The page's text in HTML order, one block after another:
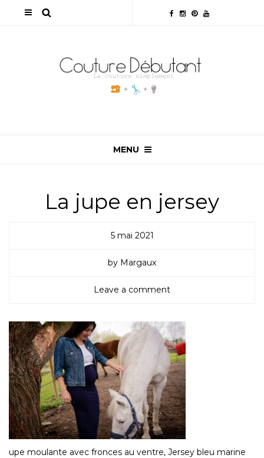
MENU
La jupe en jersey
5 mai 2021
by Margaux
Leave a comment
upe moulante avec fronces au ventre, Jersey bleu marine